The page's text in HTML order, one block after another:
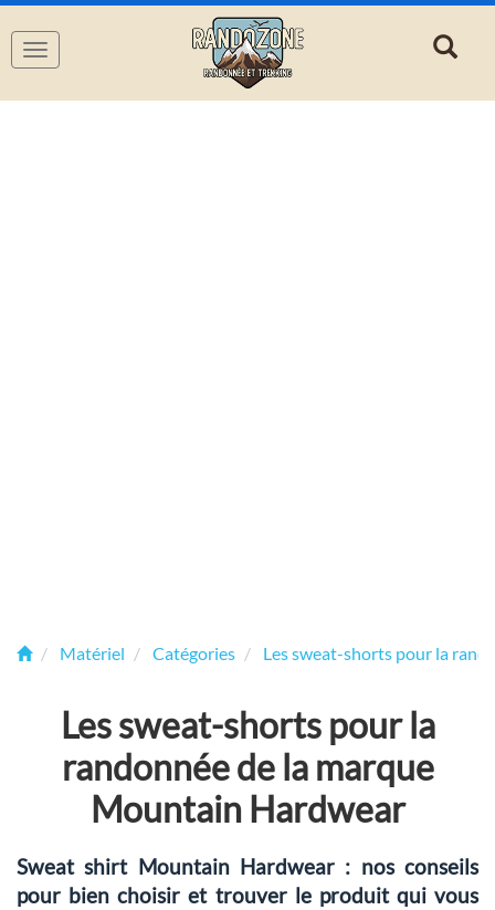
Navigation
Matériel Catégories Les sweat-shorts pour la
Les sweat-shorts pour la
randonnée de la marque
Mountain Hardwear
Sweat shirt Mountain Hardwear : nos conseils
pour bien choisir et trouver le produit qui vous